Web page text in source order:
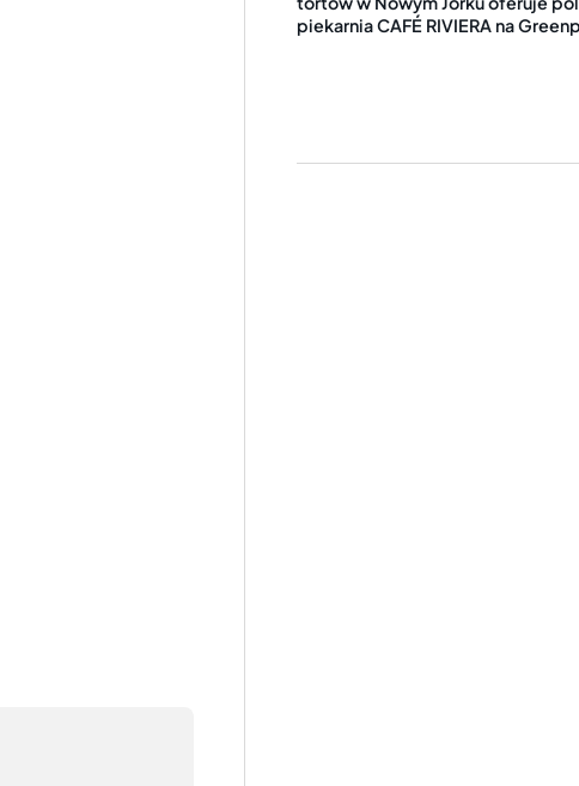
piekarnia CAFÉ RIVIERA na